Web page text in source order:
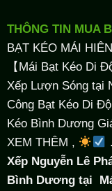
THÔNG TIN MUA
BẠT KÉO MÁI
【Mái Bạt Kéo Di
Xếp Lượn Sóng tại
Công Bạt Kéo Di
Kéo Bình Dương
XEM THÊM ,
Xếp Nguyễn Lê
Bình Dương tại